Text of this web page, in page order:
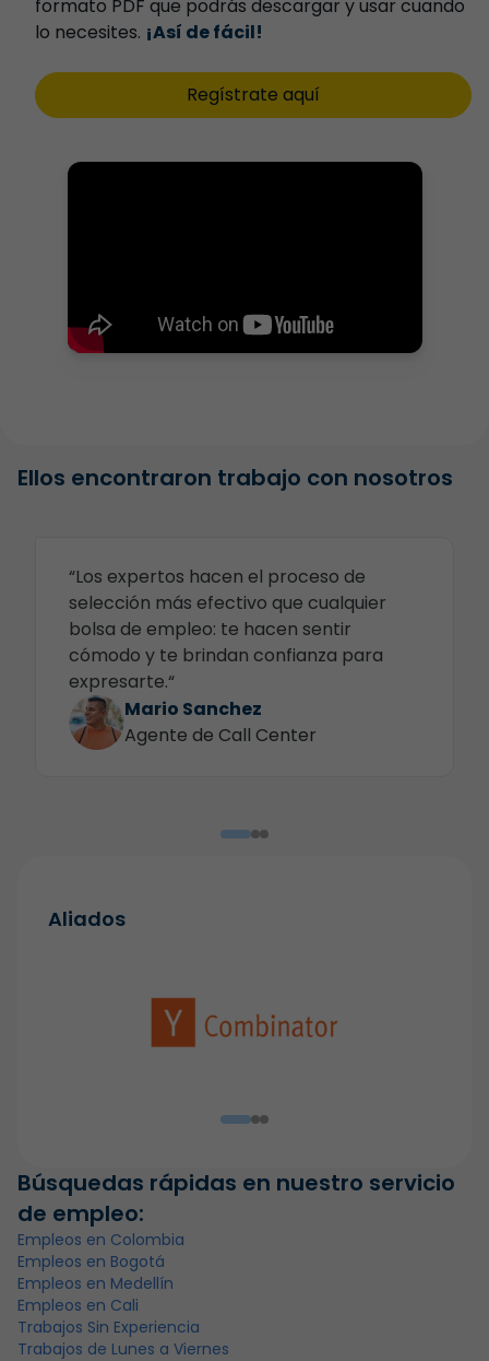
formato PDF que podrás descargar y usar cuando
lo necesites. ¡Así de fácil!
Regístrate aquí
Ellos encontraron trabajo con nosotros
“Los expertos hacen el proceso de
selección más efectivo que cualquier
bolsa de empleo: te hacen sentir
cómodo y te brindan confianza para
expresarte.“
Mario Sanchez
Agente de Call Center
Aliados
Búsquedas rápidas en nuestro servicio
de empleo:
Empleos en Colombia
Empleos en Bogotá
Empleos en Medellín
Empleos en Cali
Trabajos Sin Experiencia
Trabajos de Lunes a Viernes